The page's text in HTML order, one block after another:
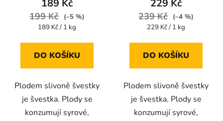
je
4,4
5
189 Kč
199 Kč
(–5 %)
Měrná
189 Kč / 1 kg
DO KOŠÍKU
Plodem slivoně švestky
je švestka. Plody se
konzumují syrové,
je
5,0
5
229 Kč
239 Kč
(–4 %)
Měrná
229 Kč / 1 kg
DO KOŠÍKU
Plodem slivoně švestky
je švestka. Plody se
konzumují syrové,